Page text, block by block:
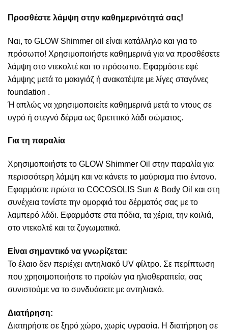
Προσθέστε λάμψη στην καθημερινότητά σας!
Ναι, το GLOW Shimmer oil είναι κατάλληλο και για το
πρόσωπο! Χρησιμοποιήστε καθημερινά για να προσθέσετε
λάμψη στο ντεκολτέ και το πρόσωπο. Εφαρμόστε εφέ
λάμψης μετά το μακιγιάζ ή ανακατέψτε με λίγες σταγόνες
foundation .
Ή απλώς να χρησιμοποιείτε καθημερινά μετά το ντους σε
υγρό ή στεγνό δέρμα ως θρεπτικό λάδι σώματος.
Για τη παραλία
Χρησιμοποιήστε το GLOW Shimmer Oil στην παραλία για
περισσότερη λάμψη και να κάνετε το μαύρισμα πιο έντονο.
Εφαρμόστε πρώτα το COCOSOLIS Sun & Body Oil και στη
συνέχεια τονίστε την ομορφιά του δέρματός σας με το
λαμπερό λάδι. Εφαρμόστε στα πόδια, τα χέρια, την κοιλιά,
στο ντεκολτέ και τα ζυγωματικά.
Είναι σημαντικό να γνωρίζεται:
Το έλαιο δεν περιέχει αντηλιακό UV φίλτρο. Σε περίπτωση
που χρησιμοποιήστε το προϊών για ηλιοθεραπεία, σας
συνιστούμε να το συνδυάσετε με αντηλιακό.
Διατήρηση:
Διατηρήστε σε ξηρό χώρο, χωρίς υγρασία. Η διατήρηση σε